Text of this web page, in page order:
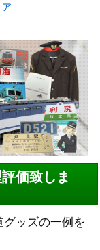
価致しま
ッズの一例を